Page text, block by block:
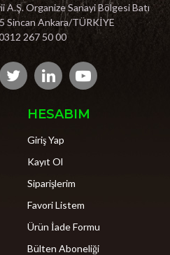
Organize Sanayi Bölgesi Batı
Sincan Ankara/TÜRKİYE
267 50 00
HESABIM
Giriş Yap
Kayıt Ol
Siparişlerim
Favori Listem
Ürün İade Formu
Bülten Aboneliği